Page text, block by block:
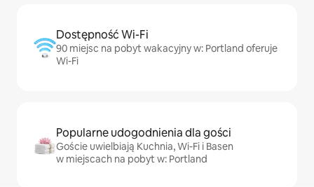
Dostępność Wi-Fi
90 miejsc na pobyt wakacyjny w: Portland oferuje
Wi-Fi
Popularne udogodnienia dla gości
Goście uwielbiają Kuchnia, Wi-Fi i Basen
w miejscach na pobyt w: Portland